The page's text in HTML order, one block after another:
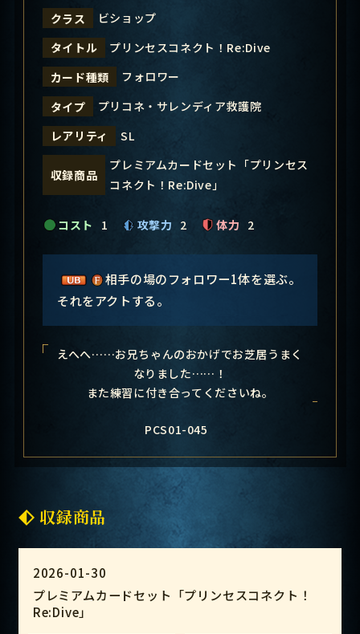
クラス
ビショップ
タイトル
プリンセスコネクト！Re:Dive
カード種類
フォロワー
タイプ
プリコネ・サレンディア救護院
レアリティ
SL
収録商品
プレミアムカードセット「プリンセス
コネクト！Re:Dive」
コスト 1 攻撃力 2 体力 2
相手の場のフォロワー1体を選ぶ。
それをアクトする。
えへへ……お兄ちゃんのおかげでお芝居うまく
なりました……！
また練習に付き合ってくださいね。
PCS01-045
収録商品
2026-01-30
プレミアムカードセット「プリンセスコネクト！
Re:Dive」